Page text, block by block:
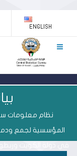
ENGLISH
نظام معلومات
المؤسسية لجمع